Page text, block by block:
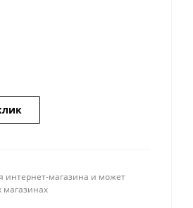
интернет-магазина и может
магазинах